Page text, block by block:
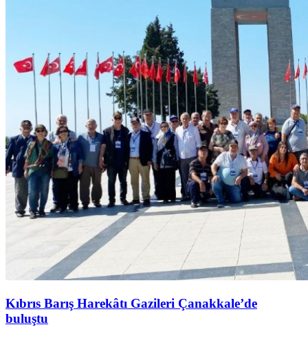
Kıbrıs Barış Harekâtı Gazileri Çanakkale’de
buluştu